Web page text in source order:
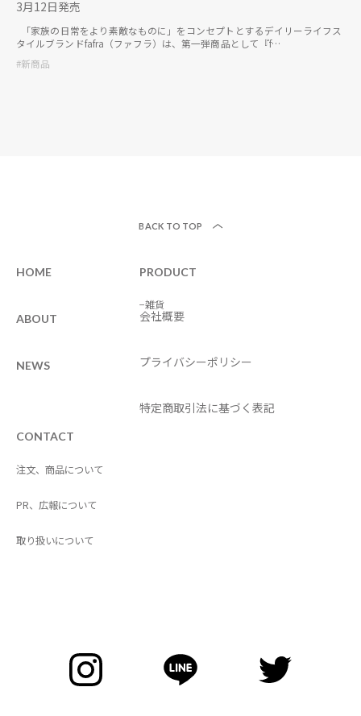
3月12日発売
「家族の日常をより素敵なものに」をコンセプトとするデイリーライフス
タイルブランドfafra（ファフラ）は、第一弾商品として『f…
#新商品
BACK TO TOP
HOME
ABOUT
NEWS
PRODUCT
−雑貨
CONTACT
注文、商品について
PR、広報について
取り扱いについて
会社概要
プライバシーポリシー
特定商取引法に基づく表記